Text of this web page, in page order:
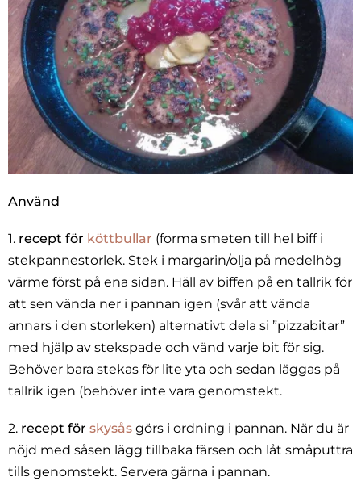
Använd
1. recept för köttbullar (forma smeten till hel biff i
stekpannestorlek. Stek i margarin/olja på medelhög
värme först på ena sidan. Häll av biffen på en tallrik för
att sen vända ner i pannan igen (svår att vända
annars i den storleken) alternativt dela si ”pizzabitar”
med hjälp av stekspade och vänd varje bit för sig.
Behöver bara stekas för lite yta och sedan läggas på
tallrik igen (behöver inte vara genomstekt.
2. recept för skysås görs i ordning i pannan. När du är
nöjd med såsen lägg tillbaka färsen och låt småputtra
tills genomstekt. Servera gärna i pannan.